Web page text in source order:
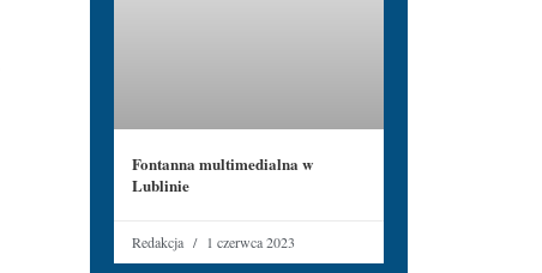
Fontanna multimedialna w
Lublinie
Redakcja 1 czerwca 2023